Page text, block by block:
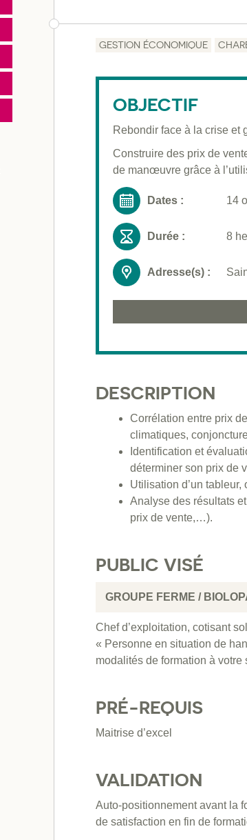
GESTION ÉCONOMIQUE
OBJECTIF
Rebondir face à la crise et
Construire des prix de
de manœuvre grâce à
Dates : 14
Durée : 8
Adresse(s) :
DESCRIPTION
Corrélation entre prix
climatiques,
Identification et
déterminer son prix de
Utilisation d’un tableur,
Analyse des résultats
prix de vente,…).
PUBLIC VISÉ
GROUPE FERME /
Chef d’exploitation, cotisant
« Personne en situation de
modalités de formation à votre
PRÉ-REQUIS
Maitrise d’excel
VALIDATION
Auto-positionnement avant la
de satisfaction en fin de